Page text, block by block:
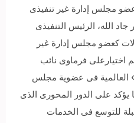
مجلس إدارة غير تنفيذى
جاد الله، الرئيس التنفيذى
كعضو مجلس إدارة غير
فرماوى نائب
فى عضوية مجلس
يؤكد على الدور المحورى الذى
للتوسع فى الخدمات